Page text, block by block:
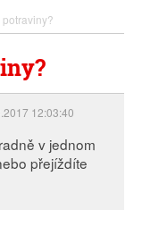
12:03:40
v jednom
přejíždíte